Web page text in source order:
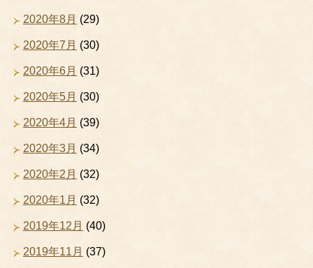
2020年8月 (29)
2020年7月 (30)
2020年6月 (31)
2020年5月 (30)
2020年4月 (39)
2020年3月 (34)
2020年2月 (32)
2020年1月 (32)
2019年12月 (40)
2019年11月 (37)